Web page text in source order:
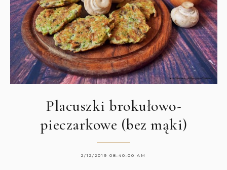
Placuszki brokułowo-
pieczarkowe (bez mąki)
2/12/2019 08:40:00 AM